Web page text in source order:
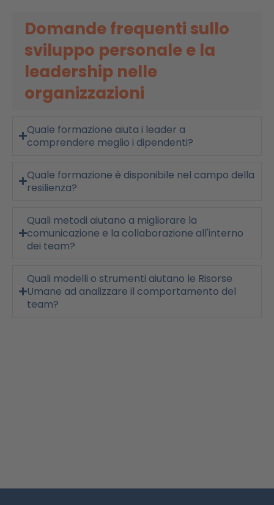
Domande frequenti sullo
sviluppo personale e la
leadership nelle
organizzazioni
Quale formazione aiuta i leader a
comprendere meglio i dipendenti?
Quale formazione è disponibile nel campo della
resilienza?
Quali metodi aiutano a migliorare la
comunicazione e la collaborazione all'interno
dei team?
Quali modelli o strumenti aiutano le Risorse
Umane ad analizzare il comportamento del
team?